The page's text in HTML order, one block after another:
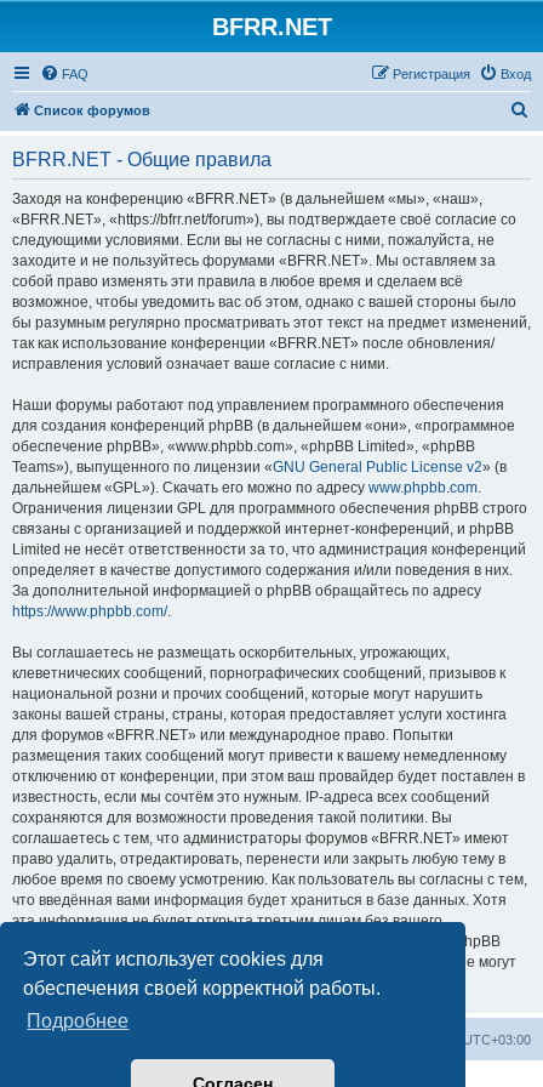
Этот сайт использует cookies для
обеспечения своей корректной работы.
Подробнее
BFRR.NET
FAQ Вход
Регистрация
Список форумов
BFRR.NET - Общие правила
Заходя на конференцию «BFRR.NET» (в дальнейшем «мы», «наш»,
«BFRR.NET», «https://bfrr.net/forum»), вы подтверждаете своё согласие со
следующими условиями. Если вы не согласны с ними, пожалуйста, не
заходите и не пользуйтесь форумами «BFRR.NET». Мы оставляем за
собой право изменять эти правила в любое время и сделаем всё
возможное, чтобы уведомить вас об этом, однако с вашей стороны было
бы разумным регулярно просматривать этот текст на предмет изменений,
так как использование конференции «BFRR.NET» после обновления/
исправления условий означает ваше согласие с ними.
Наши форумы работают под управлением программного обеспечения
для создания конференций phpBB (в дальнейшем «они», «программное
обеспечение phpBB», «www.phpbb.com», «phpBB Limited», «phpBB
Teams»), выпущенного по лицензии «GNU General Public License v2» (в
дальнейшем «GPL»). Скачать его можно по адресу www.phpbb.com.
Ограничения лицензии GPL для программного обеспечения phpBB строго
связаны с организацией и поддержкой интернет-конференций, и phpBB
Limited не несёт ответственности за то, что администрация конференций
определяет в качестве допустимого содержания и/или поведения в них.
За дополнительной информацией о phpBB обращайтесь по адресу
https://www.phpbb.com/.
Вы соглашаетесь не размещать оскорбительных, угрожающих,
клеветнических сообщений, порнографических сообщений, призывов к
национальной розни и прочих сообщений, которые могут нарушить
законы вашей страны, страны, которая предоставляет услуги хостинга
для форумов «BFRR.NET» или международное право. Попытки
размещения таких сообщений могут привести к вашему немедленному
отключению от конференции, при этом ваш провайдер будет поставлен в
известность, если мы сочтём это нужным. IP-адреса всех сообщений
сохраняются для возможности проведения такой политики. Вы
соглашаетесь с тем, что администраторы форумов «BFRR.NET» имеют
право удалить, отредактировать, перенести или закрыть любую тему в
любое время по своему усмотрению. Как пользователь вы согласны с тем,
что введённая вами информация будет храниться в базе данных. Хотя
эта информация не будет открыта третьим лицам без вашего
разрешения, ни администрация конференции «BFRR.NET», ни phpBB
Limited не может быть ответственна за действия хакеров, которые могут
привести к несанкционированному доступу к ней.
UTC+03:00
Создано на основеphpBB® Forum Software © phpBB Limited